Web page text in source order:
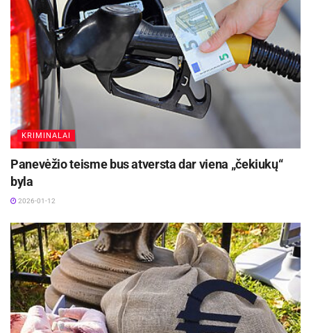
Krymo aneksijos. Rusija suvokė, kad gali prarasti
Ukrainos kontrolę.
Aktualios naujienos
Dėl trikdžių „Rinkėjo puslapyje“ LVAT pratęsė
piliečių referendumo iniciatyvos įgyvendinimo
Panevėžio miesto savivaldybėje priimtas
Užuot pasirinkusi neutralios politikos kursą ar
nusprendusi leistis kontroliuojamai Rusijos,
Ukraina nusprendė, kad ji nori pakeisti situaciją ir
būti su Europa, ir aš tikiu, kad Rusija bijo šių
pokyčių įtakos. Tai yra didžiausia kita slavų tauta
KRIMINALAI
Panevėžio teisme bus atversta dar viena „čekiukų“
byla
2026-01-12